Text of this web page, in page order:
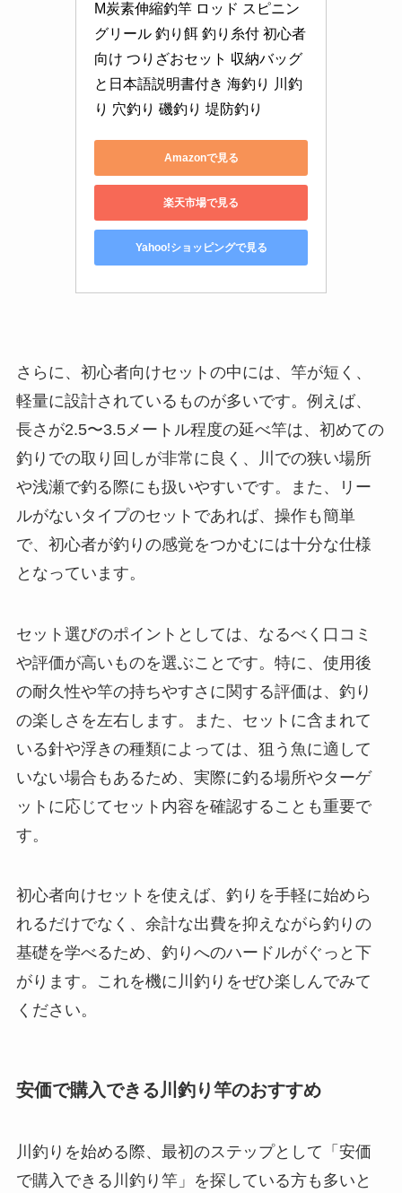
M炭素伸縮釣竿 ロッド スピニン
グリール 釣り餌 釣り糸付 初心者
向け つりざおセット 収納バッグ
と日本語説明書付き 海釣り 川釣
り 穴釣り 磯釣り 堤防釣り
Amazonで見る
楽天市場で見る
Yahoo!ショッピングで見る
さらに、初心者向けセットの中には、竿が短く、
軽量に設計されているものが多いです。例えば、
長さが2.5〜3.5メートル程度の延べ竿は、初めての
釣りでの取り回しが非常に良く、川での狭い場所
や浅瀬で釣る際にも扱いやすいです。また、リー
ルがないタイプのセットであれば、操作も簡単
で、初心者が釣りの感覚をつかむには十分な仕様
となっています。
セット選びのポイントとしては、なるべく口コミ
や評価が高いものを選ぶことです。特に、使用後
の耐久性や竿の持ちやすさに関する評価は、釣り
の楽しさを左右します。また、セットに含まれて
いる針や浮きの種類によっては、狙う魚に適して
いない場合もあるため、実際に釣る場所やターゲ
ットに応じてセット内容を確認することも重要で
す。
初心者向けセットを使えば、釣りを手軽に始めら
れるだけでなく、余計な出費を抑えながら釣りの
基礎を学べるため、釣りへのハードルがぐっと下
がります。これを機に川釣りをぜひ楽しんでみて
ください。
安価で購入できる川釣り竿のおすすめ
川釣りを始める際、最初のステップとして「安価
で購入できる川釣り竿」を探している方も多いと